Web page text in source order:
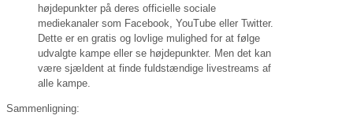
højdepunkter på deres officielle sociale
mediekanaler som Facebook, YouTube eller Twitter.
Dette er en gratis og lovlige mulighed for at følge
udvalgte kampe eller se højdepunkter. Men det kan
være sjældent at finde fuldstændige livestreams af
alle kampe.
Sammenligning: